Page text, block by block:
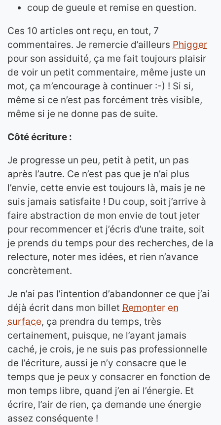
coup de gueule et remise en question.
Ces 10 articles ont reçu, en tout, 7
commentaires. Je remercie d’ailleurs Phigger
pour son assiduité, ça me fait toujours plaisir
de voir un petit commentaire, même juste un
mot, ça m’encourage à continuer :-) ! Si si,
même si ce n’est pas forcément très visible,
même si je ne donne pas de suite.
Côté écriture :
Je progresse un peu, petit à petit, un pas
après l’autre. Ce n’est pas que je n’ai plus
l’envie, cette envie est toujours là, mais je ne
suis jamais satisfaite ! Du coup, soit j’arrive à
faire abstraction de mon envie de tout jeter
pour recommencer et j’écris d’une traite, soit
je prends du temps pour des recherches, de la
relecture, noter mes idées, et rien n’avance
concrètement.
Je n’ai pas l’intention d’abandonner ce que j’ai
déjà écrit dans mon billet Remonter en
surface, ça prendra du temps, très
certainement, puisque, ne l’ayant jamais
caché, je crois, je ne suis pas professionnelle
de l’écriture, aussi je n’y consacre que le
temps que je peux y consacrer en fonction de
mon temps libre, quand j’en ai l’énergie. Et
écrire, l’air de rien, ça demande une énergie
assez conséquente !